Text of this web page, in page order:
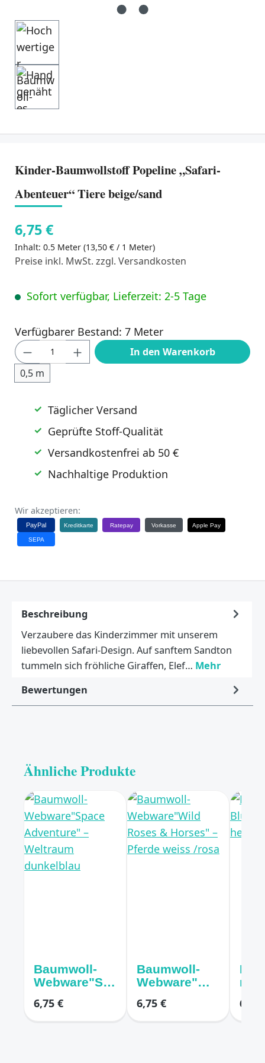
Kinder-Baumwollstoff Popeline „Safari-
Abenteuer“ Tiere beige/sand
6,75 €
Inhalt: 0.5 Meter (13,50 € / 1 Meter)
Preise inkl. MwSt. zzgl. Versandkosten
Sofort verfügbar, Lieferzeit: 2-5 Tage
Verfügbarer Bestand: 7 Meter
Produkt Anzahl: Gib den gewünschten
0,5 m
In den Warenkorb
Täglicher Versand
Geprüfte Stoff-Qualität
Versandkostenfrei ab 50 €
Nachhaltige Produktion
Wir akzeptieren:
PayPal Kreditkarte Ratepay Vorkasse Apple Pay
SEPA
Beschreibung
Verzaubere das Kinderzimmer mit unserem
liebevollen Safari-Design. Auf sanftem Sandton
tummeln sich fröhliche Giraffen, Elef… Mehr
Bewertungen
Ähnliche Produkte
Baumwoll-
Webware"Sp
Adventure" –
6,75 €
Baumwoll-
Webware"Wil
Horses" –
6,75 €
mit
er
6,75